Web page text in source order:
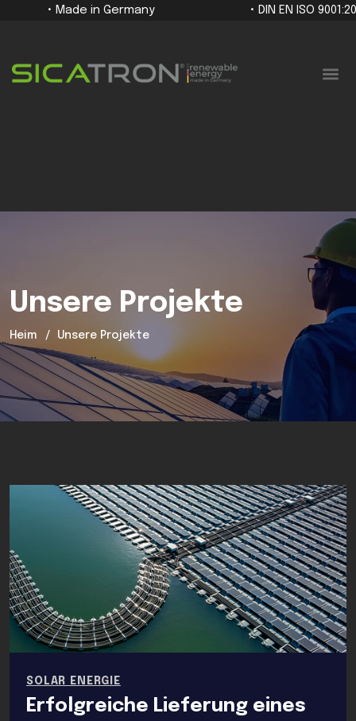
• Made in Germany • DIN EN ISO
Unsere Projekte
Heim Unsere Projekte
SOLAR ENERGIE
Erfolgreiche Lieferung eines